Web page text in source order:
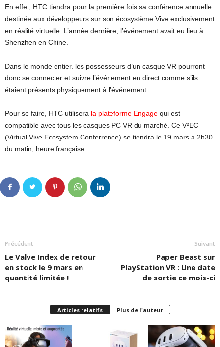
En effet, HTC tiendra pour la première fois sa conférence annuelle
destinée aux développeurs sur son écosystème Vive exclusivement
en réalité virtuelle. L’année dernière, l’événement avait eu lieu à
Shenzhen en Chine.
Dans le monde entier, les possesseurs d’un casque VR pourront
donc se connecter et suivre l’événement en direct comme s’ils
étaient présents physiquement à l’événement.
Pour se faire, HTC utilisera la plateforme Engage qui est
compatible avec tous les casques PC VR du marché. Ce V²EC
(Virtual Vive Ecosystem Conferrence) se tiendra le 19 mars à 2h30
du matin, heure française.
Précédent
Le Valve Index de retour
en stock le 9 mars en
quantité limitée !
Suivant
Paper Beast sur
PlayStation VR : Une date
de sortie ce mois-ci
Articles relatifs Plus de l'auteur